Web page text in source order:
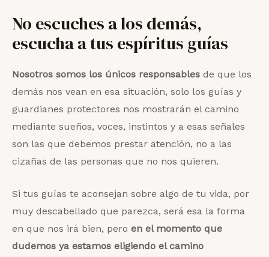
No escuches a los demás,
escucha a tus espíritus guías
Nosotros somos los únicos responsables de que los
demás nos vean en esa situación, solo los guías y
guardianes protectores nos mostrarán el camino
mediante sueños, voces, instintos y a esas señales
son las que debemos prestar atención, no a las
cizañas de las personas que no nos quieren.
Si tus guías te aconsejan sobre algo de tu vida, por
muy descabellado que parezca, será esa la forma
en que nos irá bien, pero en el momento que
dudemos ya estamos eligiendo el camino